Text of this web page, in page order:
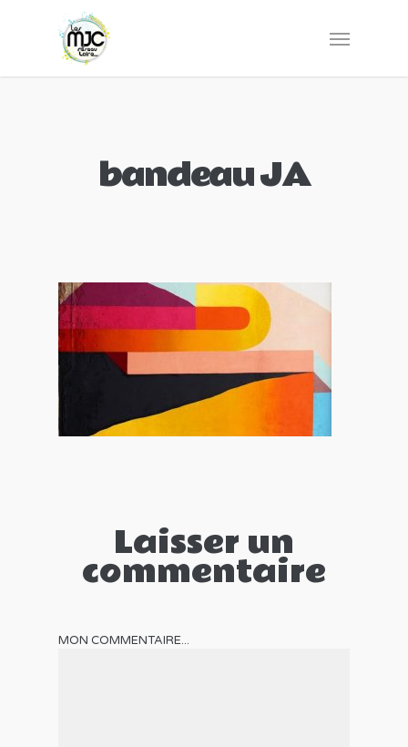
bandeau JA
Laisser un
commentaire
MON COMMENTAIRE...